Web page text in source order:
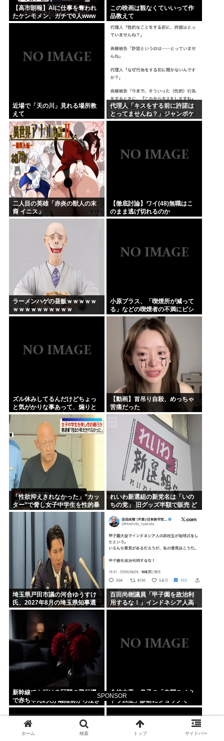
SPONSOR
【高市朗報】AIに仕事を奪われ
たケンモメン、ガチで0人www
この映画は観なくていいって作
品教えて
近場で「天の川」見れる場所教
えて
代理人「キスをする前に許諾は
とってませんね？」ジャンポケ
斎藤「今までこれからキスしま
二人目の英雄「赤炎の獣人の末
裔 イニス」
【徹底討論】ワイ(48)無職はこ
のまま逃げ切れるのか
ラーメンハゲの昼飯ｗｗｗｗｗ
ｗｗｗｗｗｗｗｗｗｗ
小原ブラス、「喫煙所が減って
る」などの喫煙者の不満にピシ
ャリ 「じゃあやめれば？タバコ
なんて家でだけ吸ってればい
ズル休みしてるんだけどちょっ
と気がかりな事あって、煽りと
か説教とか抜きに客観的意見く
れる人だけきてくれ
【動画】首吊り自殺、めっちゃ
苦痛だった
「性欲抑えきれなかった」”カッ
ター”で脅し女子中学生を性的暴
行か 自称アルバイトの56歳男を
れいわ新選組の新党名は「いの
ちの党」 旧グッズ半額で販売 ど
埼玉県戸田市議の河合ゆうすけ
氏、2027年8月の埼玉県知事選
への立候補を表明
百田尚樹議員「甲子園を政治利
用するな！」インドネシア人高
校生の始球式に苦言www
新幹線でも行ける区間の飛行機
で赤ちゃん2人が離陸前から泣き
続け、両親は「あはは〜困っち
ゃうね〜」とへらへらしてた。
倉持由香、息子の「自閉スペク
トラム症」診断にショックで
涙… 見逃していた乳幼児期のサ
インとは
ホーム 検索 トップ サイドバー